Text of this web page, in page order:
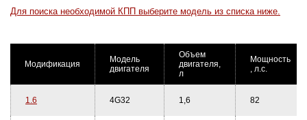
Для поиска необходимой КПП выберите модель из списка ниже.
Модификация
Модель
двигателя
Объем
двигателя,
л
Мощность
, л.с.
1.6 4G32 1,6 82